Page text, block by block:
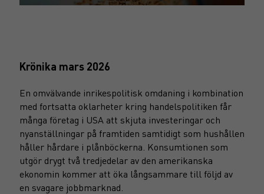
Krönika mars 2026
En omvälvande inrikespolitisk omdaning i kombination
med fortsatta oklarheter kring handelspolitiken får
många företag i USA att skjuta investeringar och
nyanställningar på framtiden samtidigt som hushållen
håller hårdare i plånböckerna. Konsumtionen som
utgör drygt två tredjedelar av den amerikanska
ekonomin kommer att öka långsammare till följd av
en svagare jobbmarknad.